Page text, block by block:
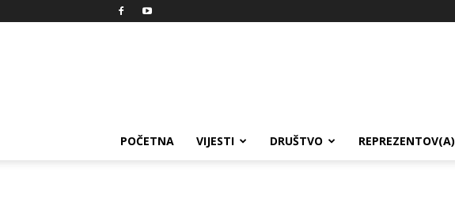
POČETNA VIJESTI DRUŠTVO REPREZENTOV(A)